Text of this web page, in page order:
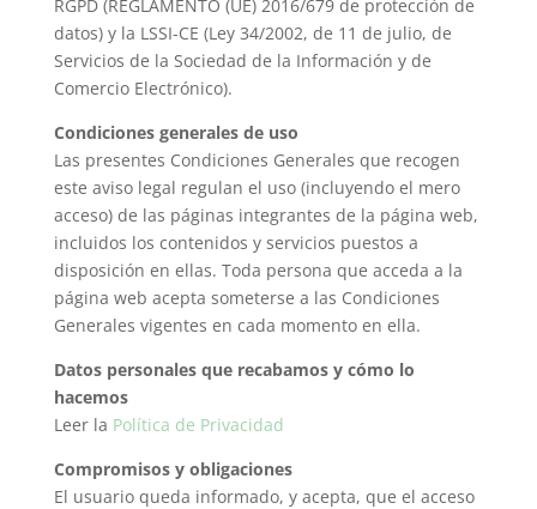
RGPD (REGLAMENTO (UE) 2016/679 de protección de
datos) y la LSSI-CE (Ley 34/2002, de 11 de julio, de
Servicios de la Sociedad de la Información y de
Comercio Electrónico).
Condiciones generales de uso
Las presentes Condiciones Generales que recogen
este aviso legal regulan el uso (incluyendo el mero
acceso) de las páginas integrantes de la página web,
incluidos los contenidos y servicios puestos a
disposición en ellas. Toda persona que acceda a la
página web acepta someterse a las Condiciones
Generales vigentes en cada momento en ella.
Datos personales que recabamos y cómo lo
hacemos
Leer la Política de Privacidad
Compromisos y obligaciones
El usuario queda informado, y acepta, que el acceso